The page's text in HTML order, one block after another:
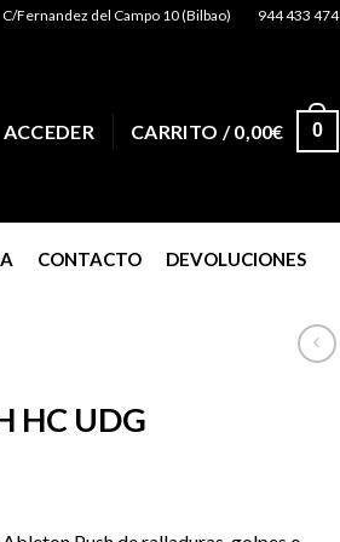
C/Fernandez del Campo 10 (Bilbao) 944 433 474
ACCEDER CARRITO /0,00€ 0
CONTACTO DEVOLUCIONES
HC UDG